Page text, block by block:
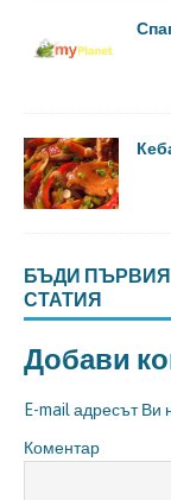
БЪДИ
СТАТИЯ
Добави
E-mail адресът Ви
Коментар